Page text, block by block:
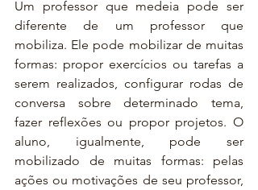
Um professor que medeia pode ser
diferente de um professor que
mobiliza. Ele pode mobilizar de muitas
formas: propor exercícios ou tarefas a
serem realizados, configurar rodas de
conversa sobre determinado tema,
fazer reflexões ou propor projetos. O
aluno, igualmente, pode ser
mobilizado de muitas formas: pelas
ações ou motivações de seu professor,